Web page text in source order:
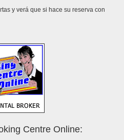
y verá que si hace su reserva con
Centre Online: